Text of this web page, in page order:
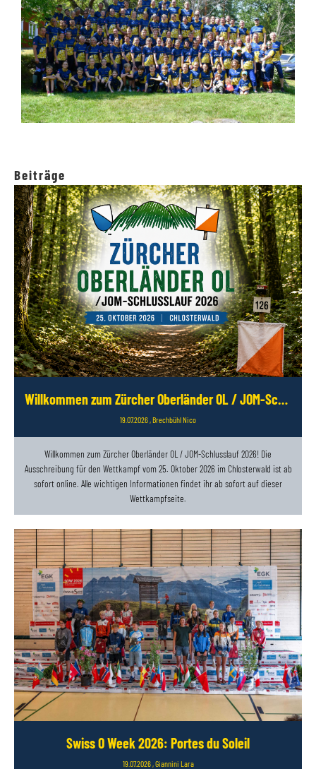
Beiträge
Willkommen zum Zürcher Oberländer OL / JOM-Schlusslauf 2026
19.07.2026 , Brechbühl Nico
Willkommen zum Zürcher Oberländer OL / JOM-Schlusslauf 2026! Die
Ausschreibung für den Wettkampf vom 25. Oktober 2026 im Chlosterwald ist ab
sofort online. Alle wichtigen Informationen findet ihr ab sofort auf dieser
Wettkampfseite.
Swiss O Week 2026: Portes du Soleil
19.07.2026, Giannini Lara